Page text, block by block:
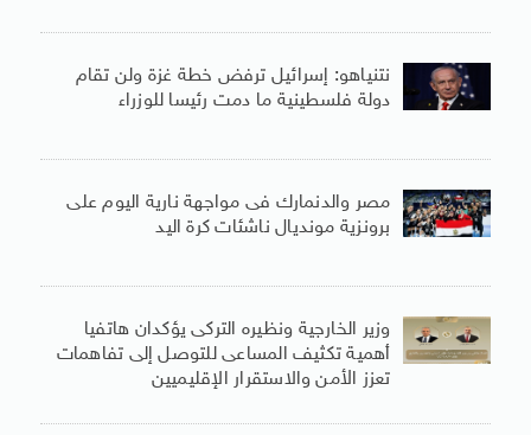
نتنياهو: إسرائيل ترفض خطة غزة ولن تقام
دولة فلسطينية ما دمت رئيسا للوزراء
مصر والدنمارك فى مواجهة نارية اليوم على
برونزية مونديال ناشئات كرة اليد
وزير الخارجية ونظيره التركى يؤكدان هاتفيا
أهمية تكثيف المساعى للتوصل إلى تفاهمات
تعزز الأمن والاستقرار الإقليميين